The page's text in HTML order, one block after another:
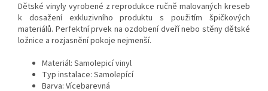
Dětské vinyly vyrobené z reprodukce ručně malovaných kreseb
k dosažení exkluzivního produktu s použitím špičkových
materiálů. Perfektní prvek na ozdobení dveří nebo stěny dětské
ložnice a rozjasnění pokoje nejmenší.
Materiál: Samolepicí vinyl
Typ instalace: Samolepící
Barva: Vícebarevná